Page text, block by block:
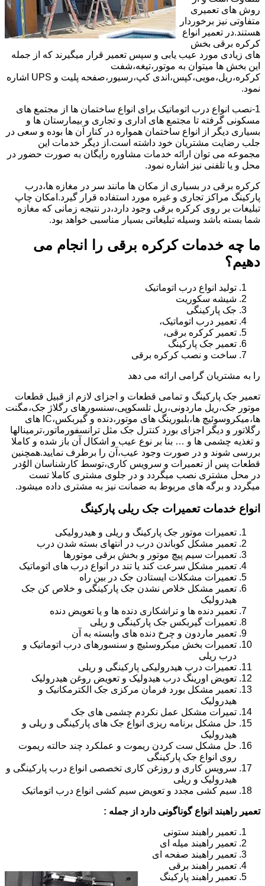
روش های تعمیری
متفاوتی نیز برخوردار
هستند.در تعمیر انواع
کرکره برقی بخش
های زیادی مورد عیب یابی و سپس تعمیر قرار میگیرند که از جمله
این بخش ها میتوان به موتور،تیغه،شفت
کرکره،ریل،مویی،کپس،اندی کپ،رسیور،صفحه پلیت و UPS اشاره
نمود.
1-نصب انواع درب اتوماتیک برای انواع ساختمان ها از مجتمع های
مسکونی گرفته تا مجتمع های اداری و تجاری و بیمارستان ها و
بسیاری دیگر از انواع ساختمان همواره در کنار آن ها بوده و سعی در
جلب رضایت مشتریان خود داشته است.از دیگر خدمات این
مجموعه می توان ارائه خدمات مشاوره رایگان به صورت حضور در
محل و یا تلفنی نیز اشاره نمود.
کرکره برقی در بسیاری از مکان ها مانند سر در مغازه ها،درب
پارکینگ مراکز تجاری و غیره مورد استفاده قرار گیرد.امکان چاپ
تبلیغات بر روی کرکره برقی وجود دارد،در نتیجه زمانی که مغازه
شما بسته باشد وسیله تبلیغاتی بسیار مناسبی خواهد بود.
ما چه خدمات کرکره برقی را انجام می
دهیم؟
تولید انواع درب اتوماتیک
شیشه سکوریت
جک پارکینگی
تعمیر درب اتوماتیک،
تعمیر کرکره برقی،
تعمیر جک پارکینگ
ساخت و نصب کرکره برقی
را به مشتریان گرامی ارائه می دهد
تعمیر جک پارکینگ و تمامی قطعات و اجزای لازم از قبیل قطعات
موتور جک،ریل ماردونی،ریل تلسکوپی،سنسورهای رگلاژ جک،مگنت
ها،میکروسوئیچ ها،بلبورینگ های موتور،دنده و گیربکس،IC های
رگلاتور و دیگر اجزای بورد کنترل جک مثل ترانسفورماتور،ترمینالها
و تغذیه چشمی ها و … بنا بر نوع عیب و اشکال آن باز شده و کاملا
بررسی شوند و در صورت وجود عیب،آن را برطرف نمایید.همچنین
قطعات پس از تعمیرات و سرویس کاری،توسط کارشناسان الوُدر
در محل مشتری نصب میگردد و در جلوی مشتری کاملا تست
میگردد و برگه های مربوط به ضمانت نیز به مشتری داده میشود.
انواع خدمات تعمیرات جک ریلی پارکینگ
تعمیرات موتور جک پارکینگ و ریلی و هیدرولیکی
تعمیر مشکل کوباندن درب در انتهای بسته شدن درب
تعمیرات سیم پیچ موتور و بخش برقی موتورها
تعمیر مشکل سرعت کند یا تند در انواع درب های اتوماتیک
تعمیرات مشکلات ایستادن جک در بین راه
تعمیر مشکل خلاص نشدن جک پارکینگی و خلاص کن جک
هیدرولیک
تعمیر دنده ها و تراشکاری دنده ها و یا تعویض دنده
تعمیرات گیربکس جک پارکینگی و ریلی
تعمیر ماردون و چرخ دنده های وابسته به آن
تعمیرات بخش میکروسئیچ و سنسورهای درب اتوماتیک و
درب ریلی
تعمیرات درب هیدرولیکی پارکینگی و ریلی
تعویض اورینگ درب هیدولیک و تعویض روغن هیدرولیک
تعمیر مشکل بورد فرمان مرکزی جک الکترمکانیک و
هیدرولیک
تمیرات مشکل عمل نکردم چشمی های جک
حل مشکل برنامه ریزی انواع جک های پارکینگی و ریلی و
هیدرولیک
حل مشکل ست کردن ریموت و عملکرد چند حالته ریموت
روی انواع جک پارکینگی
سرویس کاری و روزغن کاری تخصصی انواع درب پارکینگی و
هیدرولیک و ریلی
سیم کشی مجدد و تعویض سیم کشی انواع درب اتوماتیک
تعمیر راهبند انواع گوناگونی دارد از جمله :
تعمیر راهبند ستونی
تعمیر راهبند میله ای
تعمیر راهبند صفحه ای
تعمیر راهبند برقی
تعمیر راهبند پارکینگ